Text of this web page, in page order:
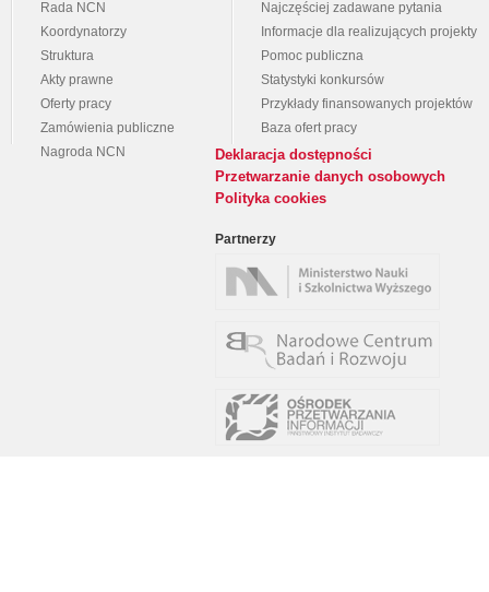
Rada NCN
Koordynatorzy
Struktura
Akty prawne
Oferty pracy
Zamówienia publiczne
Nagroda NCN
Najczęściej zadawane pytania
Informacje dla realizujących projekty
Pomoc publiczna
Statystyki konkursów
Przykłady finansowanych projektów
Baza ofert pracy
Deklaracja dostępności
Przetwarzanie danych osobowych
Polityka cookies
Partnerzy